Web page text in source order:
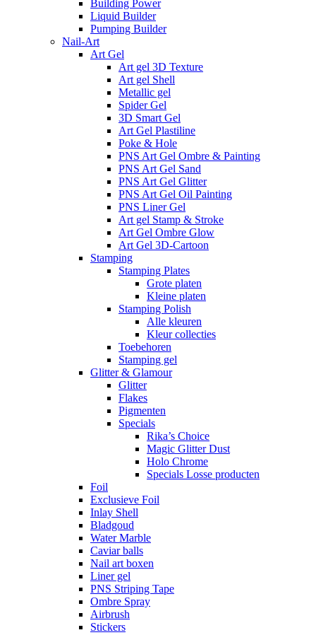
Building Power
Liquid Builder
Pumping Builder
Nail-Art
Art Gel
Art gel 3D Texture
Art gel Shell
Metallic gel
Spider Gel
3D Smart Gel
Art Gel Plastiline
Poke & Hole
PNS Art Gel Ombre & Painting
PNS Art Gel Sand
PNS Art Gel Glitter
PNS Art Gel Oil Painting
PNS Liner Gel
Art gel Stamp & Stroke
Art Gel Ombre Glow
Art Gel 3D-Cartoon
Stamping
Stamping Plates
Grote platen
Kleine platen
Stamping Polish
Alle kleuren
Kleur collecties
Toebehoren
Stamping gel
Glitter & Glamour
Glitter
Flakes
Pigmenten
Specials
Rika’s Choice
Magic Glitter Dust
Holo Chrome
Specials Losse producten
Foil
Exclusieve Foil
Inlay Shell
Bladgoud
Water Marble
Caviar balls
Nail art boxen
Liner gel
PNS Striping Tape
Ombre Spray
Airbrush
Stickers